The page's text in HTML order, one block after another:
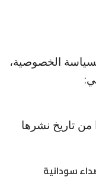
الخصوصية،
تاريخ نشرها
سودانية